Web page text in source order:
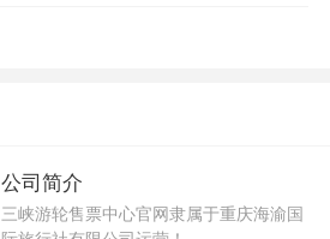
公司简介
三峡游轮售票中心官网隶属于重庆海渝国